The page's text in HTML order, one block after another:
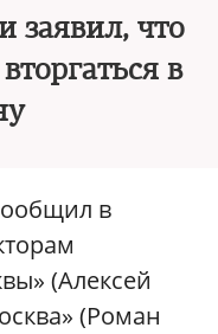
заявил, что
в
в
(Алексей
(Роман